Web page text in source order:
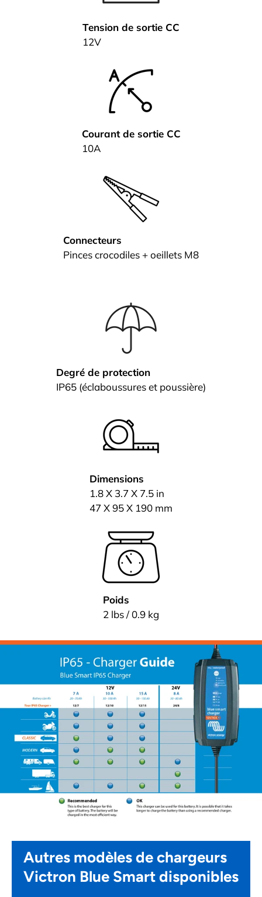
Tension de sortie CC
12V
Courant de sortie CC
10A
Connecteurs
Pinces crocodiles + oeillets M8
Degré de protection
IP65 (éclaboussures et poussière)
Dimensions
1.8 X 3.7 X 7.5 in
47 X 95 X 190 mm
Poids
2 lbs / 0.9 kg
Autres modèles de chargeurs
Victron Blue Smart disponibles